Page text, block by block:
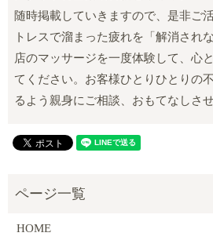
随時掲載していきますので、是非ご
トレスで溜まった疲れを「解消され
店のマッサージを一度体験して、心
てください。お客様ひとりひとりの
るよう親身にご相談、おもてなしさ
HOME